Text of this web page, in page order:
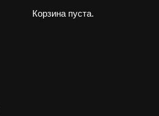
Корзина пуста.